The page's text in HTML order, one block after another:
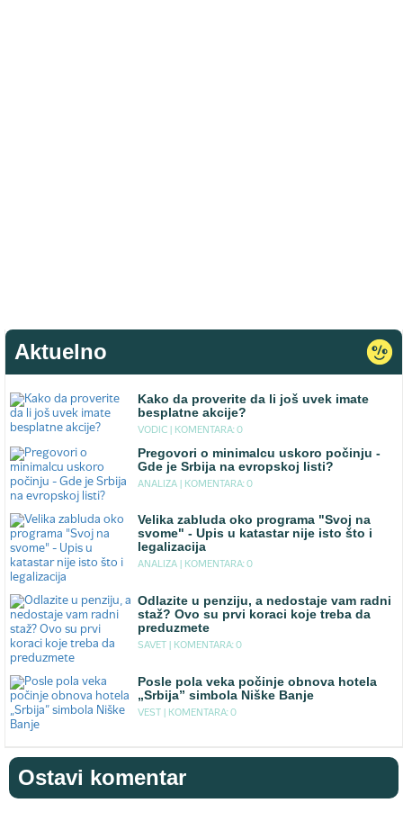
Aktuelno
Kako da proverite da li još uvek imate
besplatne akcije?
VODIC | KOMENTARA: 0
Pregovori o minimalcu uskoro počinju -
Gde je Srbija na evropskoj listi?
ANALIZA | KOMENTARA: 0
Velika zabluda oko programa "Svoj na
svome" - Upis u katastar nije isto što i
legalizacija
ANALIZA | KOMENTARA: 0
Odlazite u penziju, a nedostaje vam radni
staž? Ovo su prvi koraci koje treba da
preduzmete
SAVET | KOMENTARA: 0
Posle pola veka počinje obnova hotela
„Srbija” simbola Niške Banje
VEST | KOMENTARA: 0
Ostavi komentar